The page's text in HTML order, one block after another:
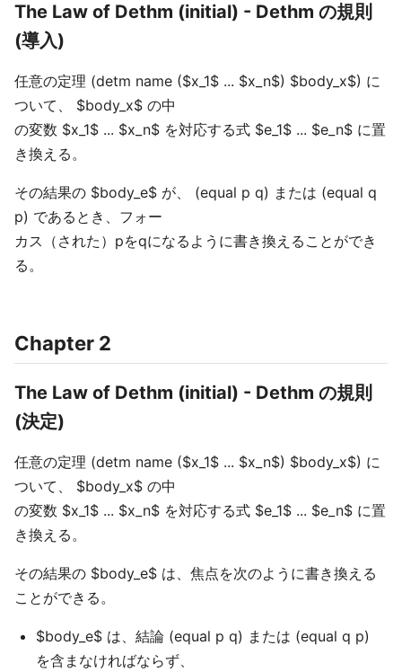
The Law of Dethm (initial) - Dethm の規則
(導入)
任意の定理 (detm name ($x_1$ ... $x_n$) $body_x$) に
ついて、 $body_x$ の中
の変数 $x_1$ ... $x_n$ を対応する式 $e_1$ ... $e_n$ に置
き換える。
その結果の $body_e$ が、 (equal p q) または (equal q
p) であるとき、フォー
カス（された）pをqになるように書き換えることができ
る。
Chapter 2
The Law of Dethm (initial) - Dethm の規則
(決定)
任意の定理 (detm name ($x_1$ ... $x_n$) $body_x$) に
ついて、 $body_x$ の中
の変数 $x_1$ ... $x_n$ を対応する式 $e_1$ ... $e_n$ に置
き換える。
その結果の $body_e$ は、焦点を次のように書き換える
ことができる。
$body_e$ は、結論 (equal p q) または (equal q p)
を含まなければならず、